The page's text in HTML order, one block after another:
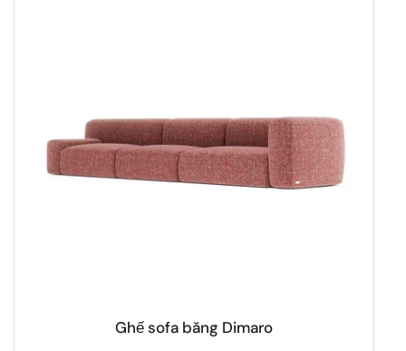
Ghế sofa băng Dimaro